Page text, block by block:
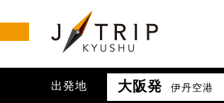
出発地 大阪発 伊丹空港